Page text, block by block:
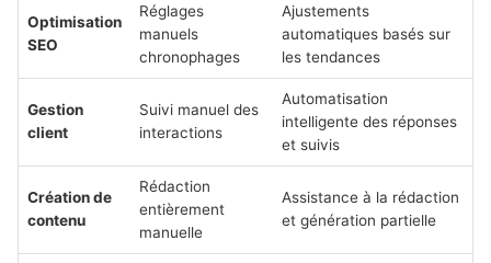
Optimisation
SEO
Réglages
manuels
chronophages
Ajustements
automatiques basés sur
les tendances
Gestion
client
Suivi manuel des
interactions
Automatisation
intelligente des réponses
et suivis
Création de
contenu
Rédaction
entièrement
manuelle
Assistance à la rédaction
et génération partielle